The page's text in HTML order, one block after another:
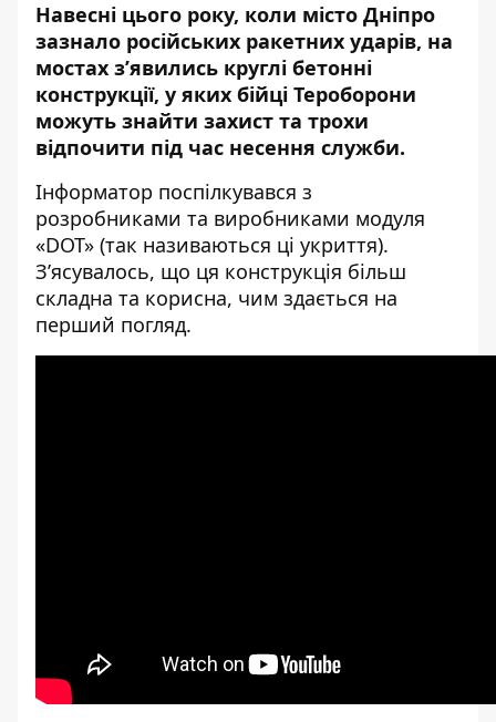
Навесні цього року, коли місто Дніпро
зазнало російських ракетних ударів, на
мостах з’явились круглі бетонні
конструкції, у яких бійці Тероборони
можуть знайти захист та трохи
відпочити під час несення служби.
Інформатор поспілкувався з
розробниками та виробниками модуля
«DOT» (так називаються ці укриття).
З’ясувалось, що ця конструкція більш
складна та корисна, чим здається на
перший погляд.